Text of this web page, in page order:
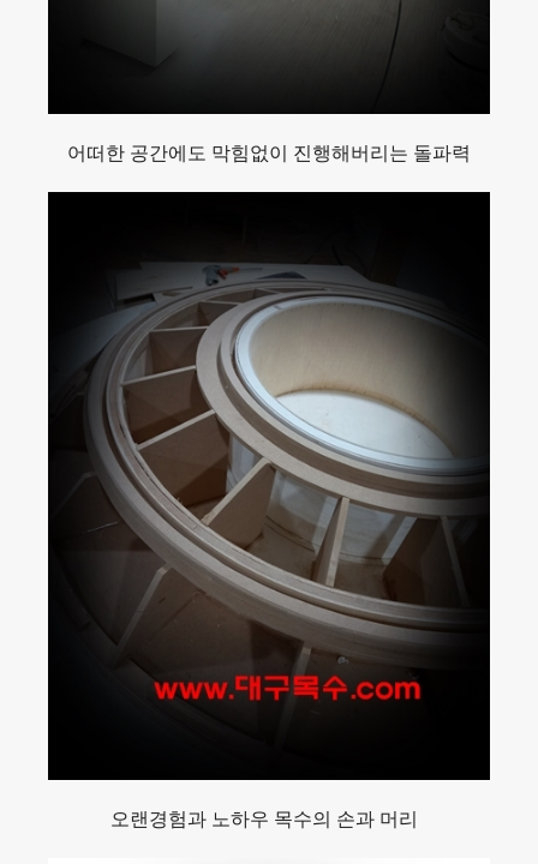
어떠한 공간에도 막힘없이 진행해버리는 돌파력
오랜경험과 노하우 목수의 손과 머리